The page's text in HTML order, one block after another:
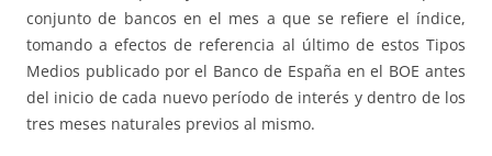
conjunto de bancos en el mes a que se refiere el índice,
tomando a efectos de referencia al último de estos Tipos
Medios publicado por el Banco de España en el BOE antes
del inicio de cada nuevo período de interés y dentro de los
tres meses naturales previos al mismo.